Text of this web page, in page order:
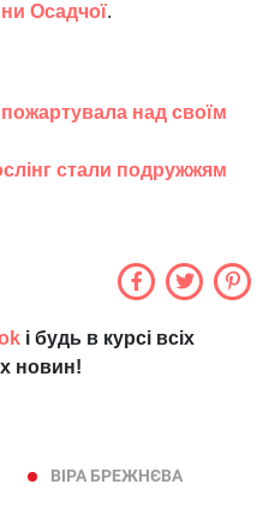
Осадчої.
пожартувала над своїм
стали подружжям
і будь в курсі всіх
новин!
ВІРА БРЕЖНЄВА